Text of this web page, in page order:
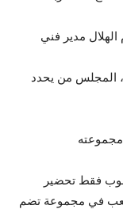
مدير فني
المجلس من يحدد
فقط تحضير
نلعب في مجموعة تضم